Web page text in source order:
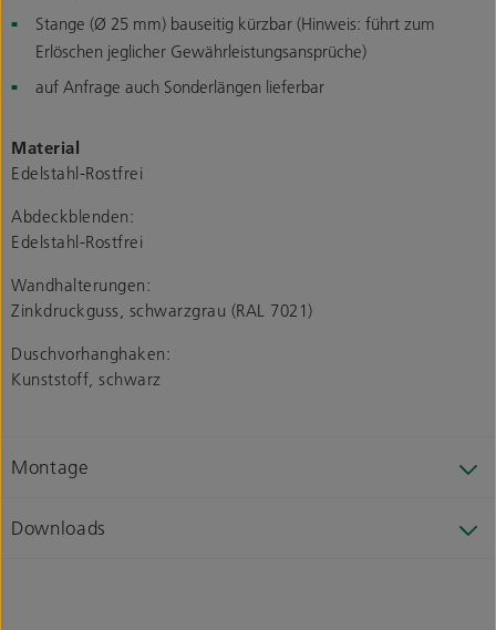
Stange (Ø 25 mm) bauseitig kürzbar (Hinweis: führt zum
Erlöschen jeglicher Gewährleistungsansprüche)
auf Anfrage auch Sonderlängen lieferbar
Material
Edelstahl-Rostfrei
Abdeckblenden:
Edelstahl-Rostfrei
Wandhalterungen:
Zinkdruckguss, schwarzgrau (RAL 7021)
Duschvorhanghaken:
Kunststoff, schwarz
Montage
Downloads